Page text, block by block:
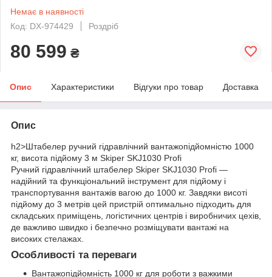
Немає в наявності
Код: DX-974429
Роздріб
80 599 ₴
Опис Характеристики Відгуки про товар Доставка
Опис
h2>Штабелер ручний гідравлічний вантажопідйомністю 1000
кг, висота підйому 3 м Skiper SKJ1030 Profi
Ручний гідравлічний штабелер Skiper SKJ1030 Profi —
надійний та функціональний інструмент для підйому і
транспортування вантажів вагою до 1000 кг. Завдяки висоті
підйому до 3 метрів цей пристрій оптимально підходить для
складських приміщень, логістичних центрів і виробничих цехів,
де важливо швидко і безпечно розміщувати вантажі на
високих стелажах.
Особливості та переваги
Вантажопідйомність 1000 кг для роботи з важкими